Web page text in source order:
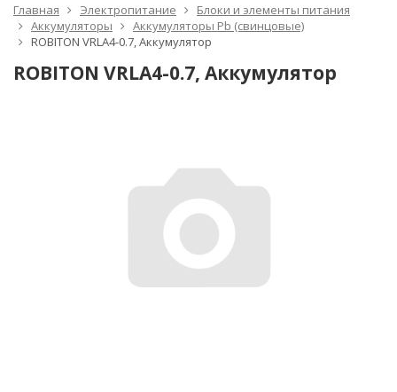
Главная Электропитание
Блоки и элементы питания
Аккумуляторы
Аккумуляторы Pb (свинцовые)
ROBITON VRLA4-0.7, Аккумулятор
ROBITON VRLA4-0.7, Аккумулятор